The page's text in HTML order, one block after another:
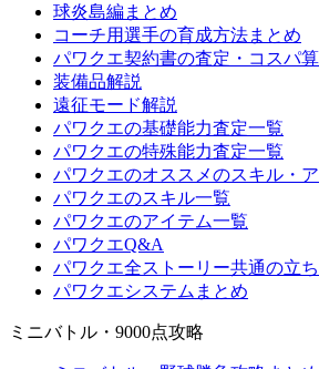
球炎島編まとめ
コーチ用選手の育成方法まとめ
パワクエ契約書の査定・コスパ
装備品解説
遠征モード解説
パワクエの基礎能力査定一覧
パワクエの特殊能力査定一覧
パワクエのオススメのスキル・
パワクエのスキル一覧
パワクエのアイテム一覧
パワクエQ&A
パワクエ全ストーリー共通の立ち
パワクエシステムまとめ
ミニバトル・9000点攻略